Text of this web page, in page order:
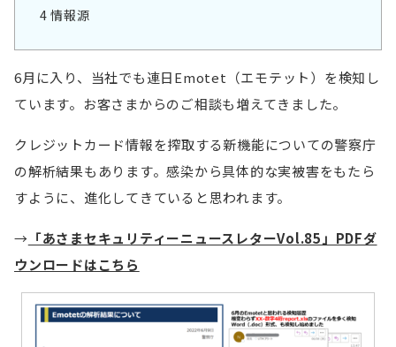
4情報源
6月に入り、当社でも連日Emotet（エモテット）を検知し
ています。お客さまからのご相談も増えてきました。
クレジットカード情報を搾取する新機能についての警察庁
の解析結果もあります。感染から具体的な実被害をもたら
すように、進化してきていると思われます。
→ 「あさまセキュリティーニュースレターVol.85」PDFダ
ウンロードはこちら